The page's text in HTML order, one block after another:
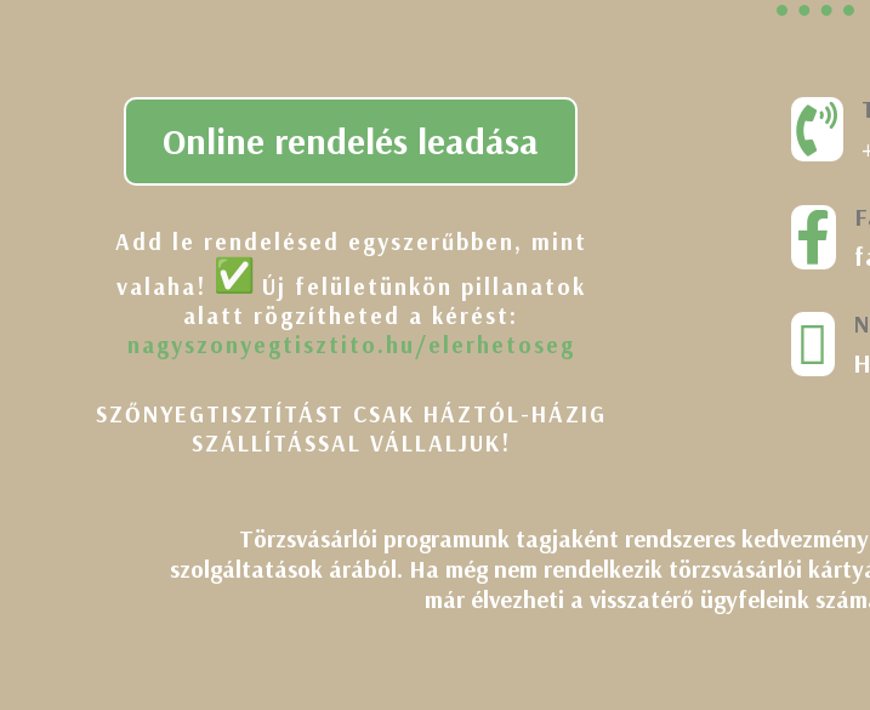
Online rendelés leadása
Add le rendelésed egyszerűbben, mint
valaha!
Új felületünkön pillanatok
alatt rögzítheted a kérést:
nagyszonyegtisztito.hu/elerhetoseg
SZŐNYEGTISZTÍTÁST CSAK HÁZTÓL-HÁZIG
SZÁLLÍTÁSSAL VÁLLALJUK!



Törzsvásárlói programunk tagjaként rendszeres
szolgáltatások árából. Ha még nem rendelkezik törzsvásárlói
már élvezheti a visszatérő ügyfeleink